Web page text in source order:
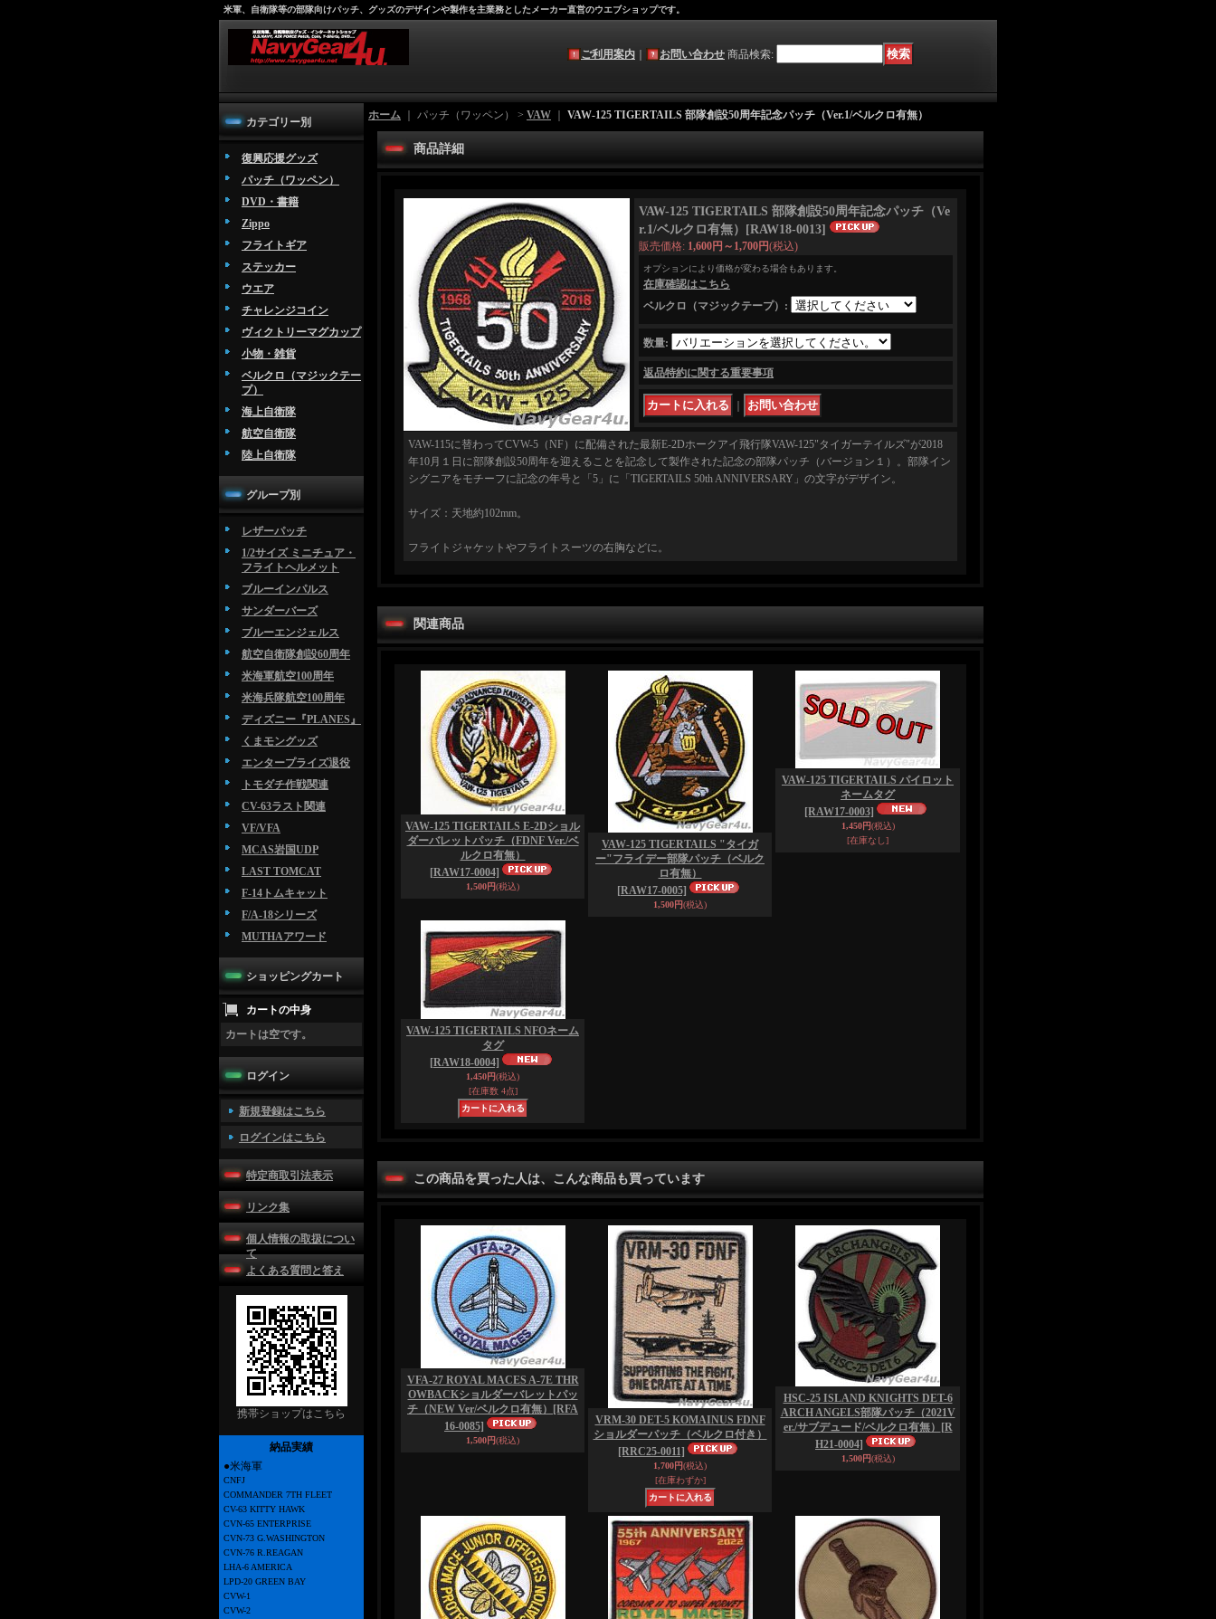
米軍、自衛隊等の部隊向けパッチ、グッズのデザインや製作を主業務としたメーカー直営のウエブショップです。
ご利用案内 お問い合わせ 商品検索:
カテゴリー別
復興応援グッズ
パッチ（ワッペン）
DVD・書籍
Zippo
フライトギア
ステッカー
ウエア
チャレンジコイン
ヴィクトリーマグカップ
小物・雑貨
ベルクロ（マジックテー
プ）
海上自衛隊
航空自衛隊
陸上自衛隊
グループ別
レザーパッチ
1/2サイズ ミニチュア・
フライトヘルメット
ブルーインパルス
サンダーバーズ
ブルーエンジェルス
航空自衛隊創設60周年
米海軍航空100周年
米海兵隊航空100周年
ディズニー『PLANES』
くまモングッズ
エンタープライズ退役
トモダチ作戦関連
CV-63ラスト関連
VF/VFA
MCAS岩国UDP
LAST TOMCAT
F-14トムキャット
F/A-18シリーズ
MUTHAアワード
ショッピングカート
カートの中身
カートは空です。
ログイン
新規登録はこちら
ログインはこちら
特定商取引法表示
リンク集
個人情報の取扱につい
て
よくある質問と答え
携帯ショップはこちら
納品実績
●米海軍
CNFJ
COMMANDER 7TH FLEET
CV-63 KITTY HAWK
CVN-65 ENTERPRISE
CVN-73 G.WASHINGTON
CVN-76 R.REAGAN
LHA-6 AMERICA
LPD-20 GREEN BAY
CVW-1
CVW-2
ホーム ｜ パッチ（ワッペン） > VAW VAW-125 TIGERTAILS 部隊創設50周年記念パッチ（Ver.1/ベルクロ有無）
商品詳細
VAW-125 TIGERTAILS 部隊創設50周年記念パッチ（Ve
r.1/ベルクロ有無）
[RAW18-0013]
販売価格: 1,600円～1,700円(税込)
オプションにより価格が変わる場合もあります。
在庫確認はこちら
ベルクロ（マジックテープ） :
数量:
返品特約に関する重要事項
VAW-115に替わってCVW-5（NF）に配備された最新E-2Dホークアイ飛行隊VAW-125"タイガーテイルズ"が2018
年10月１日に部隊創設50周年を迎えることを記念して製作された記念の部隊パッチ（バージョン１）。部隊イン
シグニアをモチーフに記念の年号と「5」に「TIGERTAILS 50th ANNIVERSARY」の文字がデザイン。
サイズ：天地約102mm。
フライトジャケットやフライトスーツの右胸などに。
関連商品
VAW-125 TIGERTAILS E-2Dショル
ダーバレットパッチ（FDNF Ver./ベ
ルクロ有無）
[RAW17-0004]
1,500円(税込)
VAW-125 TIGERTAILS "タイガ
ー"フライデー部隊パッチ（ベルク
ロ有無）
[RAW17-0005]
1,500円(税込)
VAW-125 TIGERTAILS パイロット
ネームタグ
[RAW17-0003]
1,450円(税込)
[在庫なし]
VAW-125 TIGERTAILS NFOネーム
タグ
[RAW18-0004]
1,450円(税込)
[在庫数 4点]
この商品を買った人は、こんな商品も買っています
VFA-27 ROYAL MACES A-7E THR
OWBACKショルダーバレットパッ
チ（NEW Ver/ベルクロ有無）
[RFA
16-0085]
1,500円(税込)
VRM-30 DET-5 KOMAINUS FDNF
ショルダーパッチ（ベルクロ付き）
[RRC25-0011]
1,700円(税込)
[在庫わずか]
HSC-25 ISLAND KNIGHTS DET-6
ARCH ANGELS部隊パッチ（2021V
er./サブデュード/ベルクロ有無）
[R
H21-0004]
1,500円(税込)